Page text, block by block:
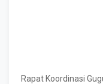
Rapat Koordinasi